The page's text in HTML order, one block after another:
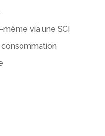
via une SCI